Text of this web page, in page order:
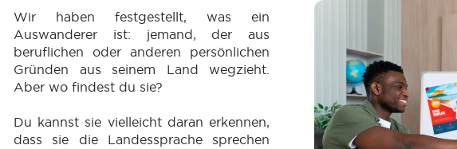
Wir haben festgestellt, was ein
Auswanderer ist: jemand, der aus
beruflichen oder anderen persönlichen
Gründen aus seinem Land wegzieht.
Aber wo findest du sie?
Du kannst sie vielleicht daran erkennen,
dass sie die Landessprache sprechen